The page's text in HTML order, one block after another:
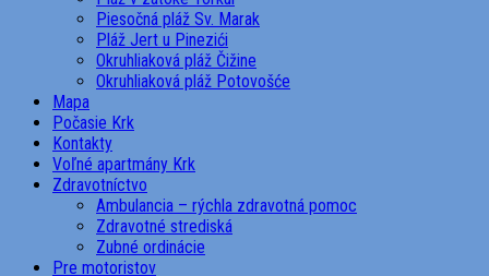
Piesočná pláž Sv. Marak
Pláž Jert u Pinezići
Okruhliaková pláž Čižine
Okruhliaková pláž Potovošće
Mapa
Počasie Krk
Kontakty
Voľné apartmány Krk
Zdravotníctvo
Ambulancia – rýchla zdravotná pomoc
Zdravotné strediská
Zubné ordinácie
Pre motoristov